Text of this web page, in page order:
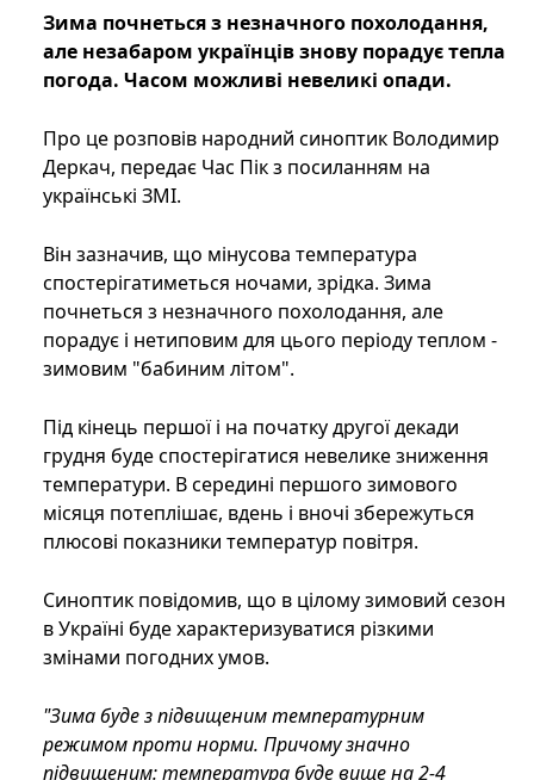
Зима почнеться з незначного похолодання,
але незабаром українців знову порадує тепла
погода. Часом можливі невеликі опади.
Про це розповів народний синоптик Володимир
Деркач, передає Час Пік з посиланням на
українські ЗМІ.
Він зазначив, що мінусова температура
спостерігатиметься ночами, зрідка. Зима
почнеться з незначного похолодання, але
порадує і нетиповим для цього періоду теплом -
зимовим "бабиним літом".
Під кінець першої і на початку другої декади
грудня буде спостерігатися невелике зниження
температури. В середині першого зимового
місяця потеплішає, вдень і вночі збережуться
плюсові показники температур повітря.
Синоптик повідомив, що в цілому зимовий сезон
в Україні буде характеризуватися різкими
змінами погодних умов.
"Зима буде з підвищеним температурним
режимом проти норми. Причому значно
підвищеним: температура буде вище на 2-4